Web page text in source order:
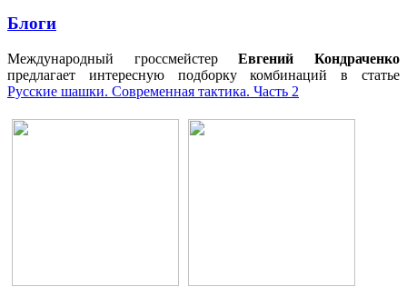
Блоги
Международный гроссмейстерЕвгений Кондраченко
предлагает интересную подборку комбинаций в статье
Русские шашки. Современная тактика. Часть 2